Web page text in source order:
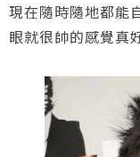
現在隨時隨地都能
眼就很帥的感覺真